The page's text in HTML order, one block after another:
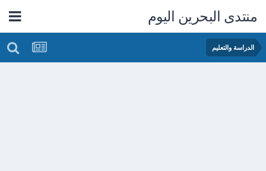
منتدى البحرين اليوم
الدراسة والتعليم